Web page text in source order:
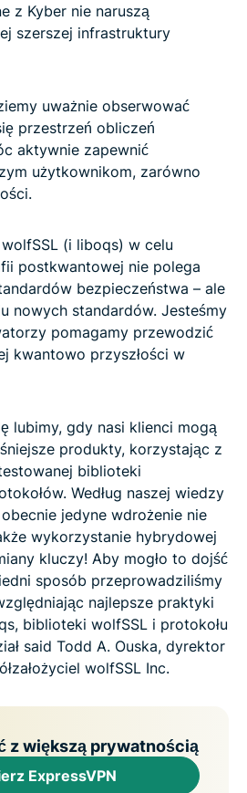
z Kyber nie naruszą
szerszej infrastruktury
uważnie obserwować
przestrzeń obliczeń
aktywnie zapewnić
użytkownikom, zarówno
(i liboqs) w celu
postkwantowej nie polega
bezpieczeństwa – ale
nowych standardów. Jesteśmy
pomagamy przewodzić
kwantowo przyszłości w
lubimy, gdy nasi klienci mogą
produkty, korzystając z
biblioteki
Według naszej wiedzy
jedyne wdrożenie nie
wykorzystanie hybrydowej
kluczy! Aby mogło to dojść
sposób przeprowadziliśmy
najlepsze praktyki
biblioteki wolfSSL i protokołu
said Todd A. Ouska, dyrektor
wolfSSL Inc.
z większą prywatnością
ExpressVPN